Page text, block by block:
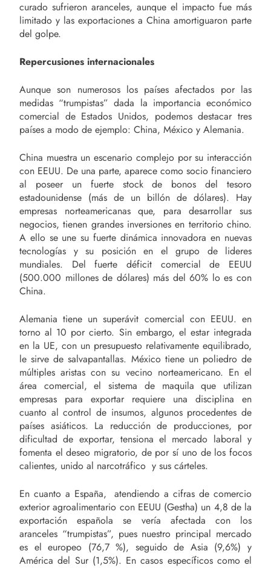
curado sufrieron aranceles, aunque el impacto fue más
limitado y las exportaciones a China amortiguaron parte
del golpe.
Repercusiones internacionales
Aunque son numerosos los países afectados por las
medidas “trumpistas” dada la importancia económico
comercial de Estados Unidos, podemos destacar tres
países a modo de ejemplo: China, México y Alemania.
China muestra un escenario complejo por su interacción
con EEUU. De una parte, aparece como socio financiero
al poseer un fuerte stock de bonos del tesoro
estadounidense (más de un billón de dólares). Hay
empresas norteamericanas que, para desarrollar sus
negocios, tienen grandes inversiones en territorio chino.
A ello se une su fuerte dinámica innovadora en nuevas
tecnologías y su posición en el grupo de lideres
mundiales. Del fuerte déficit comercial de EEUU
(500.000 millones de dólares) más del 60% lo es con
China.
Alemania tiene un superávit comercial con EEUU. en
torno al 10 por cierto. Sin embargo, el estar integrada
en la UE, con un presupuesto relativamente equilibrado,
le sirve de salvapantallas. México tiene un poliedro de
múltiples aristas con su vecino norteamericano. En el
área comercial, el sistema de maquila que utilizan
empresas para exportar requiere una disciplina en
cuanto al control de insumos, algunos procedentes de
países asiáticos. La reducción de producciones, por
dificultad de exportar, tensiona el mercado laboral y
fomenta el deseo migratorio, de por sí uno de los focos
calientes, unido al narcotráfico y sus cárteles.
En cuanto a España, atendiendo a cifras de comercio
exterior agroalimentario con EEUU (Gestha) un 4,8 de la
exportación española se vería afectada con los
aranceles “trumpistas”, pues nuestro principal mercado
es el europeo (76,7 %), seguido de Asia (9,6%) y
América del Sur (1,5%). En casos específicos como el